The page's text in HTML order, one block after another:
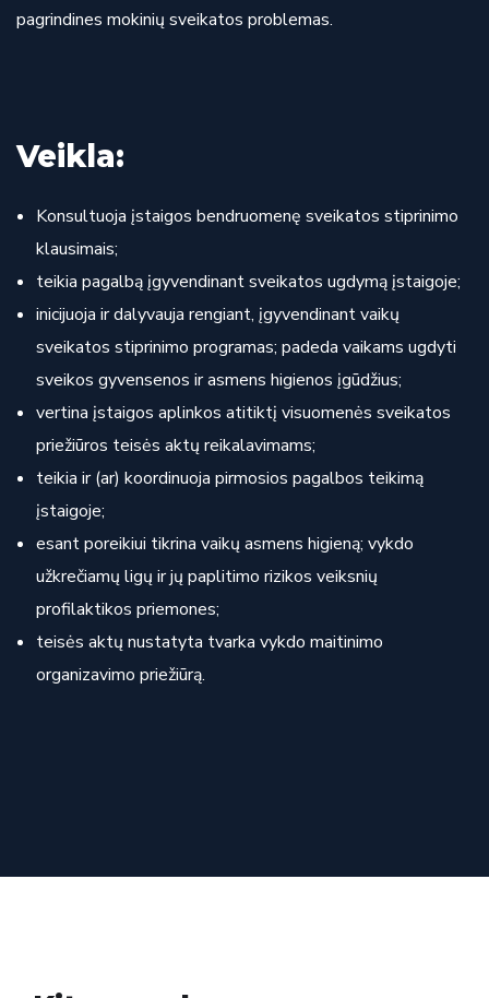
pagrindines mokinių sveikatos problemas.
Veikla:
Konsultuoja įstaigos bendruomenę sveikatos stiprinimo
klausimais;
teikia pagalbą įgyvendinant sveikatos ugdymą įstaigoje;
inicijuoja ir dalyvauja rengiant, įgyvendinant vaikų
sveikatos stiprinimo programas; padeda vaikams ugdyti
sveikos gyvensenos ir asmens higienos įgūdžius;
vertina įstaigos aplinkos atitiktį visuomenės sveikatos
priežiūros teisės aktų reikalavimams;
teikia ir (ar) koordinuoja pirmosios pagalbos teikimą
įstaigoje;
esant poreikiui tikrina vaikų asmens higieną; vykdo
užkrečiamų ligų ir jų paplitimo rizikos veiksnių
profilaktikos priemones;
teisės aktų nustatyta tvarka vykdo maitinimo
organizavimo priežiūrą.